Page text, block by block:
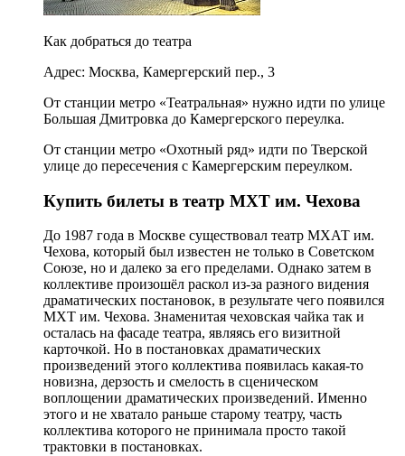
Как добраться до театра
Адрес: Москва, Камергерский пер., 3
От станции метро «Театральная» нужно идти по улице
Большая Дмитровка до Камергерского переулка.
От станции метро «Охотный ряд» идти по Тверской
улице до пересечения с Камергерским переулком.
Купить билеты в театр МХТ им. Чехова
До 1987 года в Москве существовал театр МХАТ им.
Чехова, который был известен не только в Советском
Союзе, но и далеко за его пределами. Однако затем в
коллективе произошёл раскол из-за разного видения
драматических постановок, в результате чего появился
МХТ им. Чехова. Знаменитая чеховская чайка так и
осталась на фасаде театра, являясь его визитной
карточкой. Но в постановках драматических
произведений этого коллектива появилась какая-то
новизна, дерзость и смелость в сценическом
воплощении драматических произведений. Именно
этого и не хватало раньше старому театру, часть
коллектива которого не принимала просто такой
трактовки в постановках.